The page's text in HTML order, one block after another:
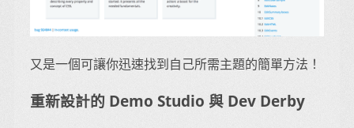
又是一個可讓你迅速找到自己所需主題的簡單方法！
重新設計的 Demo Studio 與 Dev Derby